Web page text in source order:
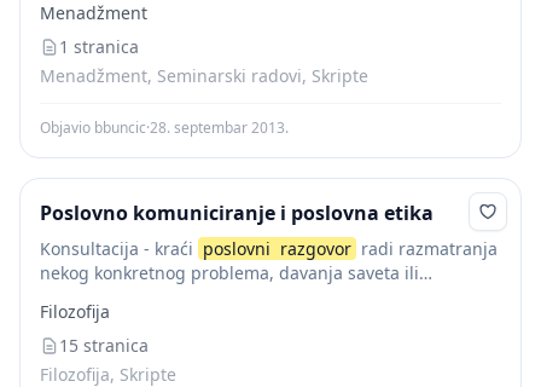
ukaže na prednosti ili slabosti poslovnog poduhvata,i da
se dođe do zajedničke...
Menadžment
1 stranica
Menadžment, Seminarski radovi, Skripte
Objavio bbuncic·28. septembar 2013.
Poslovno komuniciranje i poslovna etika
Konsultacija - kraći poslovni razgovor radi razmatranja
nekog konkretnog problema, davanja saveta ili
većeg broja ljudi, poslovnih partnera vezan za jedan...
Filozofija
15 stranica
Filozofija, Skripte